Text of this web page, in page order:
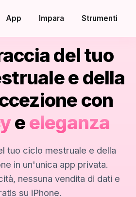
App Impara Strumenti
del tuo
e della
con
eeleganza
tuo ciclo mestruale e della
in un'unica app privata.
nessuna vendita di dati e
su iPhone.